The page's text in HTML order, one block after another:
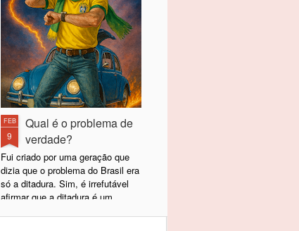
FEB
9
Qual é o problema de
verdade?
Fui criado por uma geração que
dizia que o problema do Brasil era
só a ditadura. Sim, é irrefutável
afirmar que a ditadura é um